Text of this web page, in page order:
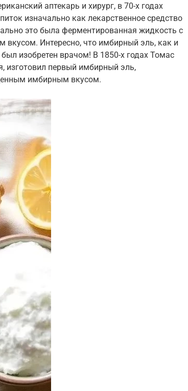
аптекарь и хирург, в 70-х годах
изначально как лекарственное средство
это была ферментированная жидкость с
Интересно, что имбирный эль, как и
изобретен врачом! В 1850-х годах Томас
изготовил первый имбирный эль,
имбирным вкусом.